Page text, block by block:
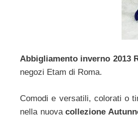
Abbigliamento inverno 2013
negozi Etam di Roma.
Comodi e versatili, colorati o
nella nuovacollezione